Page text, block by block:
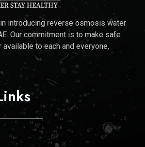
introducing reverse osmosis water
Our commitment is to make safe
available to each and everyone,